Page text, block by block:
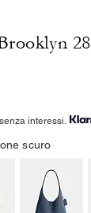
28
interessi.
scuro